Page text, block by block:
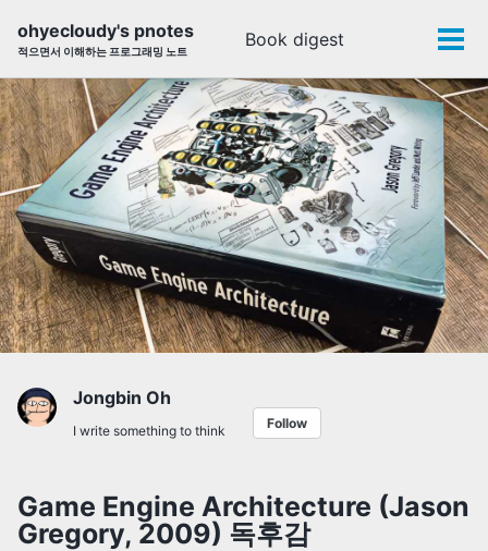
navigation
ohyecloudy's pnotes
적으면서 이해하는 프로그래밍 노트
Book digest
Toggle
Jongbin Oh
I write something to think Follow
Game Engine Architecture (Jason
Gregory, 2009) 독후감